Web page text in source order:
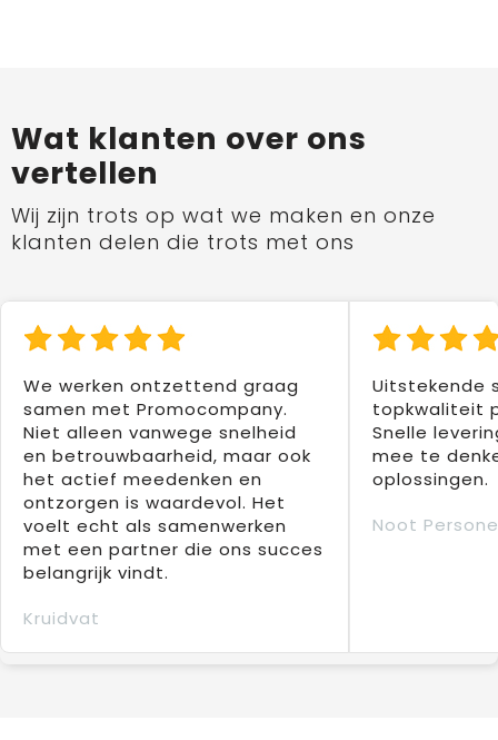
Wat klanten over ons
vertellen
Wij zijn trots op wat we maken en onze
klanten delen die trots met ons
We werken ontzettend graag
samen met Promocompany.
Niet alleen vanwege snelheid
en betrouwbaarheid, maar ook
het actief meedenken en
ontzorgen is waardevol. Het
voelt echt als samenwerken
met een partner die ons succes
belangrijk vindt.
Kruidvat
Uitstekende
topkwaliteit
Snelle
mee te
oplossingen.
Noot